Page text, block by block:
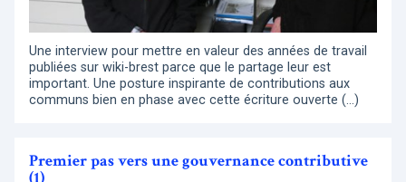
Une interview pour mettre en valeur des années de travail
publiées sur wiki-brest parce que le partage leur est
important. Une posture inspirante de contributions aux
communs bien en phase avec cette écriture ouverte (…)
Premier pas vers une gouvernance contributive